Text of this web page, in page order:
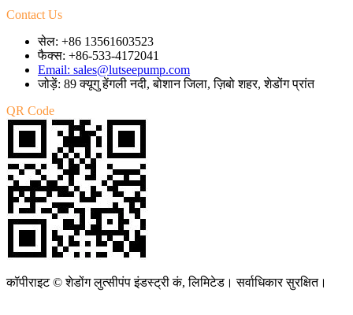
Contact Us
सेल: +86 13561603523
फैक्स: +86-533-4172041
Email: sales@lutseepump.com
जोड़ें: 89 क्यूगु हेंगली नदी, बोशान जिला, ज़िबो शहर, शेडोंग प्रांत
QR Code
कॉपीराइट © शेडोंग लुत्सीपंप इंडस्ट्री कं, लिमिटेड। सर्वाधिकार सुरक्षित।